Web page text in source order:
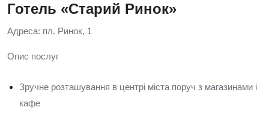
Готель «Старий Ринок»
Адреса: пл. Ринок, 1
Опис послуг
Зручне розташування в центрі міста поруч з магазинами і
кафе